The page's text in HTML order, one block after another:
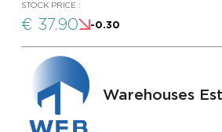
STOCK PRICE :
€ 37.90 -0.30
Warehouses